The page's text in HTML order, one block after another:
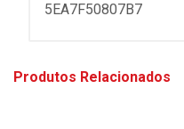
5EA7F50807B7
Produtos Relacionados